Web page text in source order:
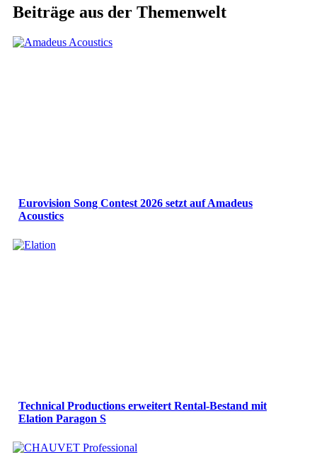
Beiträge aus der Themenwelt
Eurovision Song Contest 2026 setzt auf Amadeus
Acoustics
Technical Productions erweitert Rental-Bestand mit
Elation Paragon S